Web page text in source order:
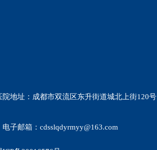
院地址：成都市双流区东升街道城北上街120号
电子邮箱：cdsslqdyrmyy@163.com